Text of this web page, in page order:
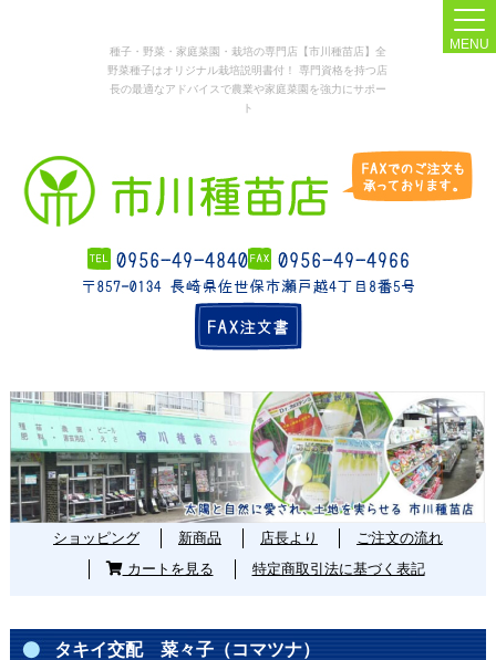
種子・野菜・家庭菜園・栽培の専門店【市川種苗店】全
野菜種子はオリジナル栽培説明書付！ 専門資格を持つ店
長の最適なアドバイスで農業や家庭菜園を強力にサポー
ト
MENU
ショッピング 新商品 店長より
ご注文の流れ
カートを見る
特定商取引法に基づく表記
タキイ交配 菜々子（コマツナ）